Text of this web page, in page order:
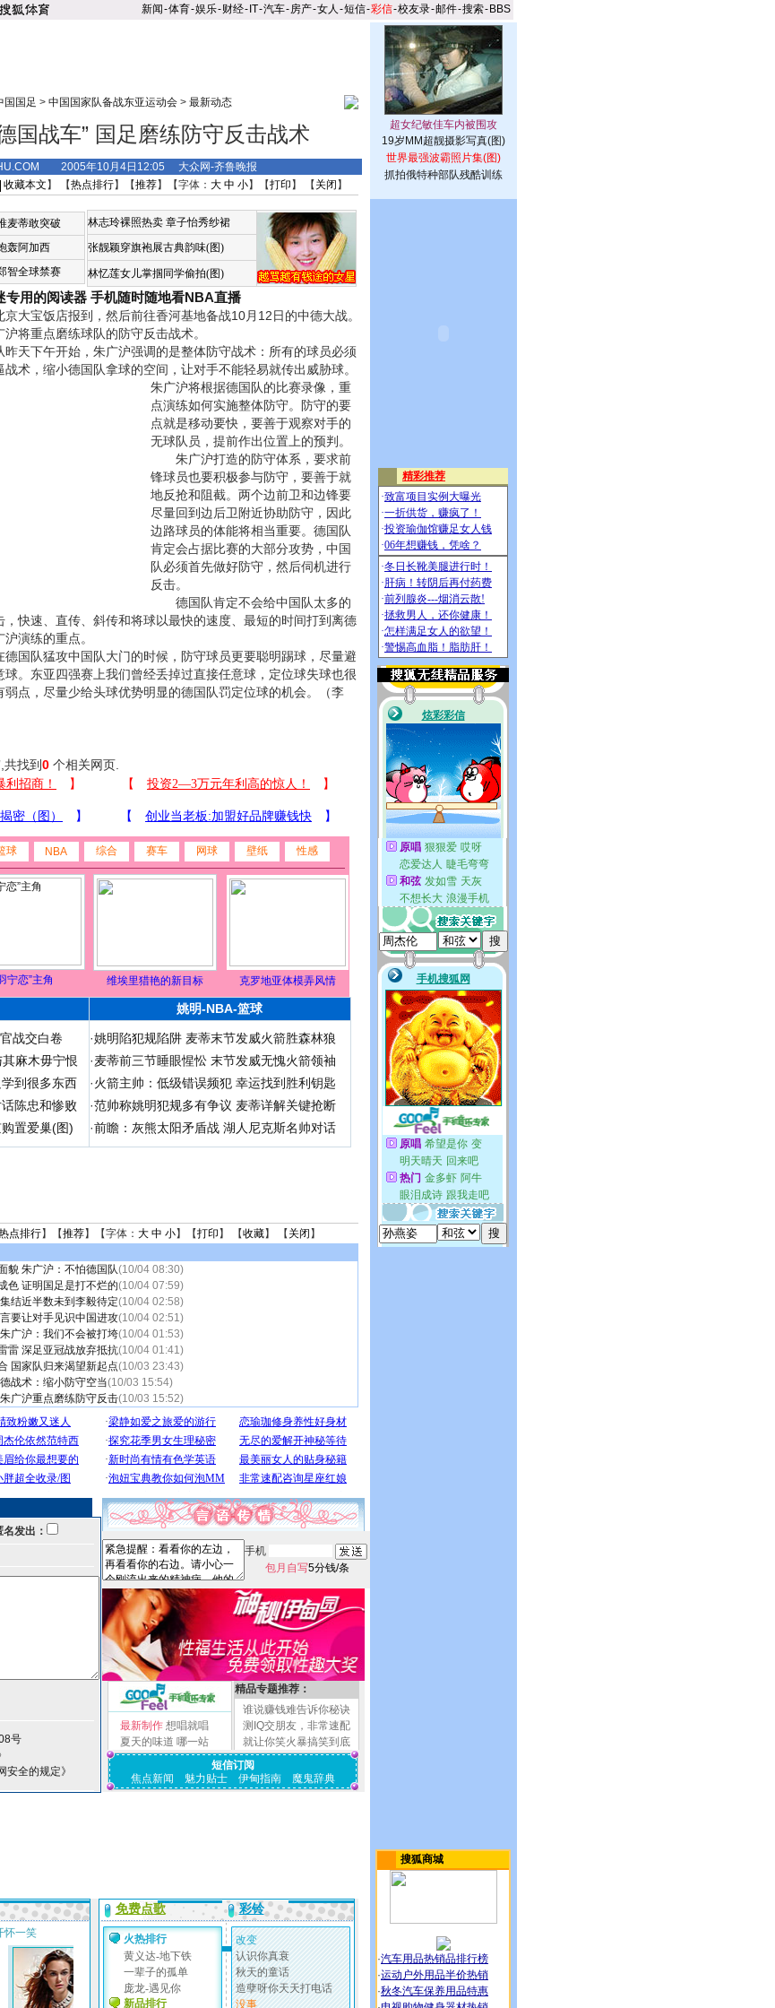
新闻-体育-娱乐-财经- IT-汽车-房产-女人 -短信-彩信-校友录-邮件-搜索- BBS
国国足 > 中国国家队备战东亚运动会> 最新动态
国战车” 国足磨练防守反击战术
2005年10月4日12:05 大众网-齐鲁晚报
收藏本文 】 【热点排行】【推荐】【字体： 大 中 小】【打印 】 【 关闭 】
麦蒂敢突破
轰阿加西
智全球禁赛
林志玲裸照热卖 章子怡秀纱裙
张靓颖穿旗袍展古典韵味(图)
林忆莲女儿掌掴同学偷拍(图)
专用的阅读器 手机随时随地看NBA直播
宝饭店报到，然后前往香河基地备战10月12日的中德大战。
将重点磨练球队的防守反击战术。
下午开始，朱广沪强调的是整体防守战术：所有的球员必须
术，缩小德国队拿球的空间，让对手不能轻易就传出威胁球。
朱广沪将根据德国队的比赛录像，重
点演练如何实施整体防守。防守的要
点就是移动要快，要善于观察对手的
无球队员，提前作出位置上的预判。
朱广沪打造的防守体系，要求前
锋球员也要积极参与防守，要善于就
地反抢和阻截。两个边前卫和边锋要
尽量回到边后卫附近协助防守，因此
边路球员的体能将相当重要。德国队
肯定会占据比赛的大部分攻势，中国
队必须首先做好防守，然后伺机进行
反击。
德国队肯定不会给中国队太多的
快速、直传、斜传和将球以最快的速度、最短的时间打到离德
演练的重点。
队猛攻中国队大门的时候，防守球员更要聪明踢球，尽量避
。东亚四强赛上我们曾经丢掉过直接任意球，定位球失球也很
点，尽量少给头球优势明显的德国队罚定位球的机会。（李
共找到0 个相关网页.
球 NBA 综合 赛车 网球 壁纸 性感
宁恋”主角 维埃里猎艳的新目标 克罗地亚体模弄风情
姚明-NBA-篮球
战交白卷
麻木毋宁恨
到很多东西
陈忠和惨败
置爱巢(图)
·姚明陷犯规陷阱 麦蒂末节发威火箭胜森林狼
·麦蒂前三节睡眼惺忪 末节发威无愧火箭领袖
·火箭主帅：低级错误频犯 幸运找到胜利钥匙
·范帅称姚明犯规多有争议 麦蒂详解关键抢断
·前瞻：灰熊太阳矛盾战 湖人尼克斯名帅对话
点排行】【推荐】【字体： 大 中 小】【打印 】 【收藏】 【 关闭 】
貌 朱广沪：不怕德国队(10/04 08:30)
色 证明国足是打不烂的(10/04 07:59)
结近半数未到李毅待定(10/04 02:58)
要让对手见识中国进攻(10/04 02:51)
广沪：我们不会被打垮(10/04 01:53)
雷 深足亚冠战放弃抵抗(10/04 01:41)
国家队归来渴望新起点(10/03 23:43)
战术：缩小防守空当(10/03 15:54)
广沪重点磨练防守反击(10/03 15:52)
名发出：
号
安全的规定》
手机
包月自写5分钱/条
最新制作 想唱就唱
夏天的味道 哪一站
精品专题推荐：
谁说赚钱难告诉你秘诀
测IQ交朋友，非常速配
就让你笑火暴搞笑到底
短信订阅
焦点新闻
魅力贴士 伊甸指南 魔鬼辞典
19岁MM超靓摄影写真(图)
世界最强波霸照片集(图)
抓拍俄特种部队残酷训练
搜狐商城
·汽车用品热销品排行榜
·运动户外用品半价热销
·秋冬汽车保养用品特惠